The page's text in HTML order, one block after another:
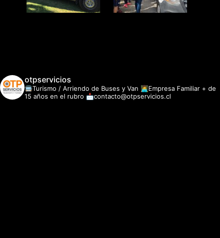
otpservicios
🚍Turismo / Arriendo de Buses y Van 👩‍💻Empresa Familiar + de
15 años en el rubro 📩contacto@otpservicios.cl